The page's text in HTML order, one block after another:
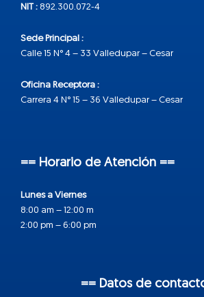
NIT : 892.300.072-4
Sede Principal :
Calle 15 N° 4 – 33 Valledupar – Cesar
Oficina Receptora :
Carrera 4 N° 15 – 36 Valledupar – Cesar
== Horario de Atención ==
Lunes a Viernes
8:00 am – 12:00 m
2:00 pm – 6:00 pm
== Datos de